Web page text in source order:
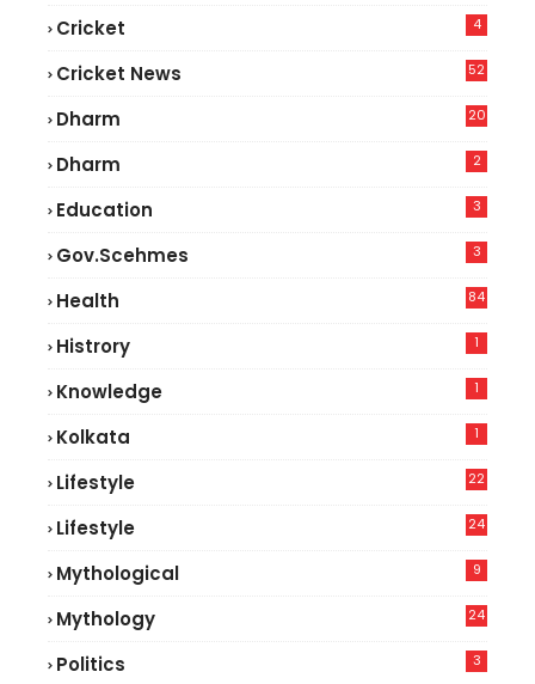
Cricket 4
Cricket News
52
Dharm 20
Dharm 2
Education 3
Gov.scehmes 3
Health
84
Histrory 1
Knowledge 1
Kolkata 1
Lifestyle
22
Lifestyle
24
Mythological 9
Mythology 24
Politics 3